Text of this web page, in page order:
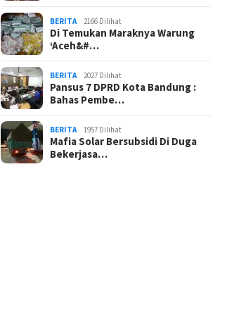
BERITA 2166 Dilihat
Di Temukan Maraknya Warung
‘Aceh&#…
BERITA 2027 Dilihat
Pansus 7 DPRD Kota Bandung :
Bahas Pembe…
BERITA 1957 Dilihat
Mafia Solar Bersubsidi Di Duga
Bekerjasa…